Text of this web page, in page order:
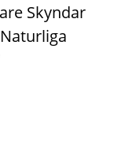
Skyndar